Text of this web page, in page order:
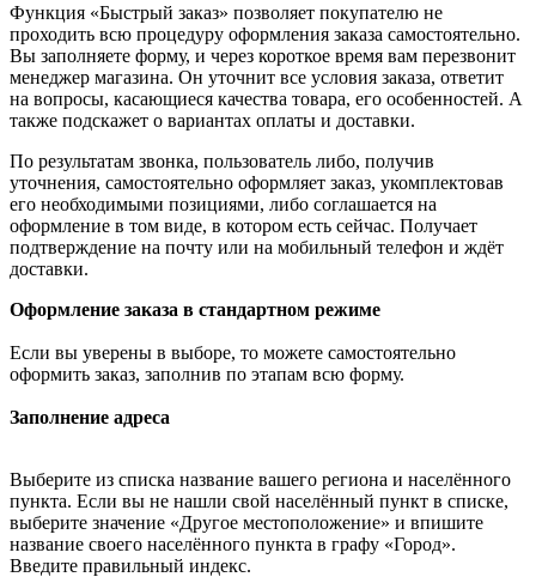
Функция «Быстрый заказ» позволяет покупателю не
проходить всю процедуру оформления заказа самостоятельно.
Вы заполняете форму, и через короткое время вам перезвонит
менеджер магазина. Он уточнит все условия заказа, ответит
на вопросы, касающиеся качества товара, его особенностей. А
также подскажет о вариантах оплаты и доставки.
По результатам звонка, пользователь либо, получив
уточнения, самостоятельно оформляет заказ, укомплектовав
его необходимыми позициями, либо соглашается на
оформление в том виде, в котором есть сейчас. Получает
подтверждение на почту или на мобильный телефон и ждёт
доставки.
Оформление заказа в стандартном режиме
Если вы уверены в выборе, то можете самостоятельно
оформить заказ, заполнив по этапам всю форму.
Заполнение адреса
Выберите из списка название вашего региона и населённого
пункта. Если вы не нашли свой населённый пункт в списке,
выберите значение «Другое местоположение» и впишите
название своего населённого пункта в графу «Город».
Введите правильный индекс.